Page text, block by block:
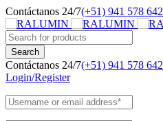
Contáctanos 24/7(+51) 941 578 642
Contáctanos 24/7(+51) 941 578 642
Login/Register